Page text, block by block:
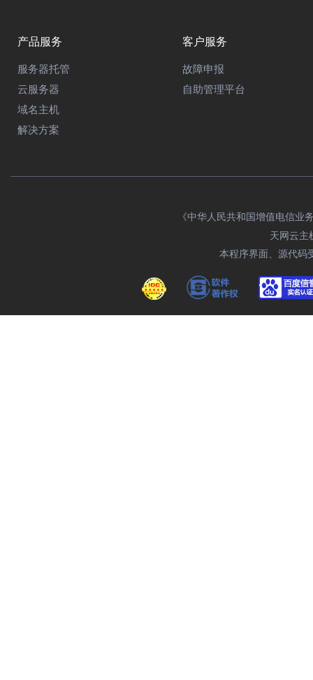
产品服务
服务器托管
云服务器
域名主机
解决方案
客户服务
故障申报
自助管理平台
《中华人民共和国增值电信业
天网云主
本程序界面、源代码